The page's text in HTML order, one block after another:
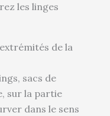
les linges
de la
sacs de
sur la partie
dans le sens